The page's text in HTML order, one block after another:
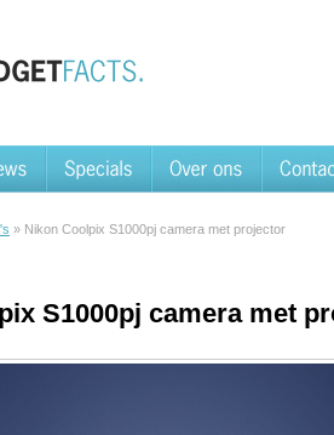
» Nikon Coolpix S1000pj camera met projector
S1000pj camera met